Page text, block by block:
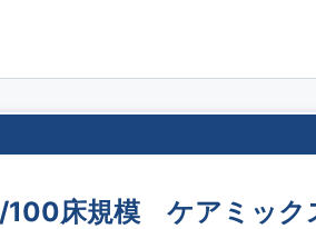
100床規模 ケアミック